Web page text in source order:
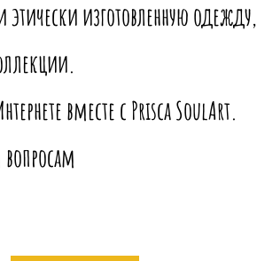
изготовленную одежду,
вместе с Prisca SoulArt.